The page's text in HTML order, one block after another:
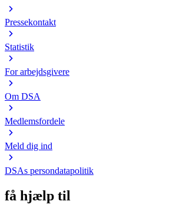
Pressekontakt
Statistik
For arbejdsgivere
Om DSA
Medlemsfordele
Meld dig ind
DSAs persondatapolitik
få hjælp til